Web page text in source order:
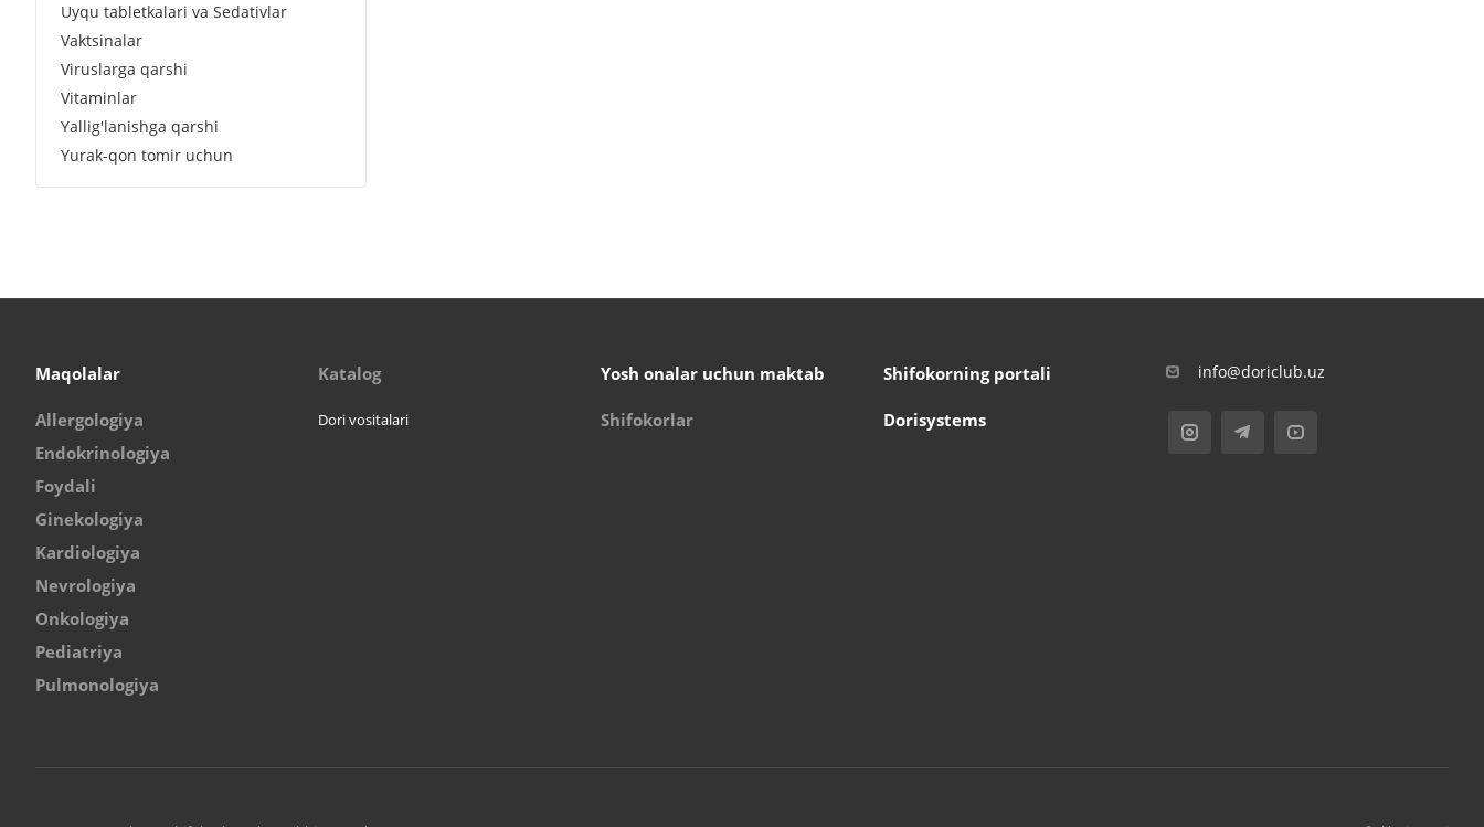
Uyqu tabletkalari va Sedativlar
Vaktsinalar
Viruslarga qarshi
Vitaminlar
Yallig'lanishga qarshi
Yurak-qon tomir uchun
Maqolalar
Allergologiya
Endokrinologiya
Foydali
Ginekologiya
Kardiologiya
Nevrologiya
Onkologiya
Pediatriya
Pulmonologiya
Katalog
Dori vositalari
Yosh onalar uchun maktab
Shifokorlar
Shifokorning portali
Dorisystems
info@doriclub.uz